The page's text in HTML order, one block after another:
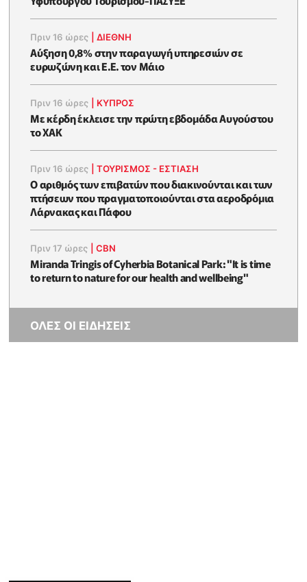
Πριν 16 ώρες |ΔΙΕΘΝΗ
Αύξηση 0,8% στην παραγωγή υπηρεσιών σε
ευρωζώνη και Ε.Ε. τον Μάιο
Πριν 16 ώρες ΚΥΠΡΟΣ
Με κέρδη έκλεισε την πρώτη εβδομάδα Αυγούστου
το ΧΑΚ
Πριν 16 ώρες |ΤΟΥΡΙΣΜΟΣ - ΕΣΤΙΑΣΗ
Ο αριθμός των επιβατών που διακινούνται και των
πτήσεων που πραγματοποιούνται στα αεροδρόμια
Λάρνακας και Πάφου
Πριν 17 ώρες |CBN
Miranda Tringis of Cyherbia Botanical Park: "It is time
to return to nature for our health and wellbeing"
ΟΛΕΣ ΟΙ ΕΙΔΗΣΕΙΣ